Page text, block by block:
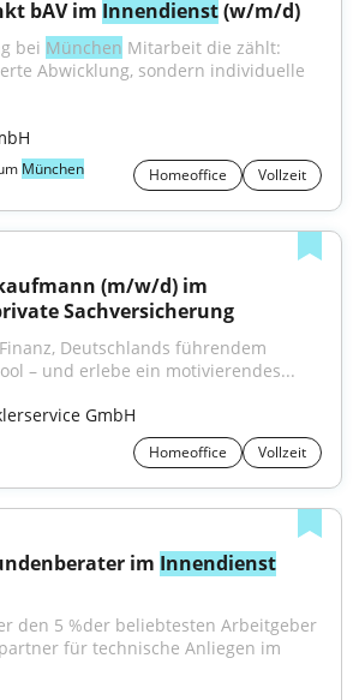
bAV im Innendienst (w/m/d)
bei München Mitarbeit die zählt:
Abwicklung, sondern individuelle
München Homeoffice Vollzeit
Sachversicherung
Deutschlands führendem
– und erlebe ein motivierendes...
GmbH
Homeoffice Vollzeit
im Innendienst
den 5 %der beliebtesten Arbeitgeber